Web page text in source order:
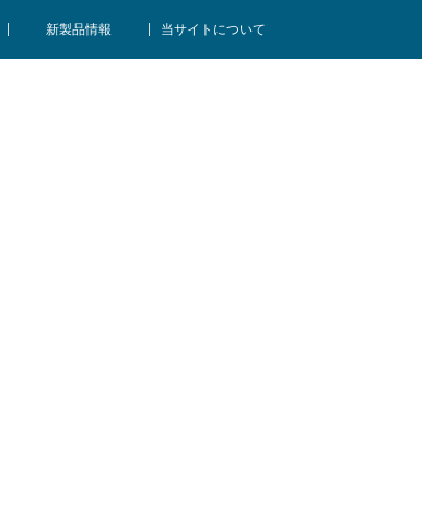
新製品情報 当サイトについて